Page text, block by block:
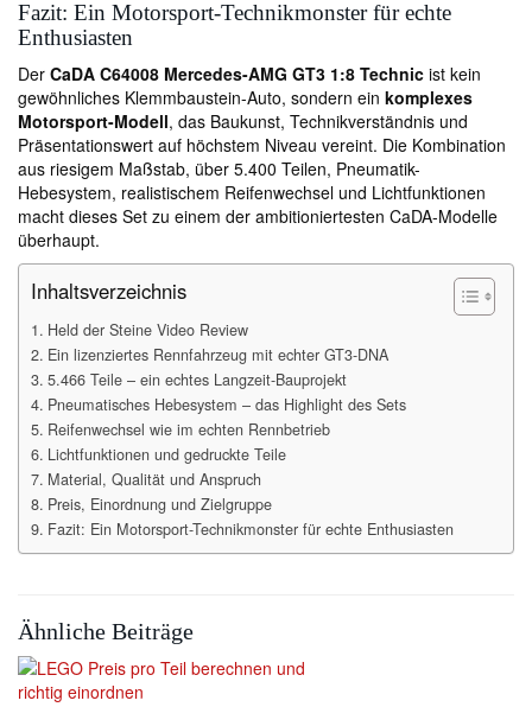
Fazit: Ein Motorsport-Technikmonster für echte
Enthusiasten
Der CaDA C64008 Mercedes-AMG GT3 1:8 Technic ist kein
gewöhnliches Klemmbaustein-Auto, sondern ein komplexes
Motorsport-Modell, das Baukunst, Technikverständnis und
Präsentationswert auf höchstem Niveau vereint. Die Kombination
aus riesigem Maßstab, über 5.400 Teilen, Pneumatik-
Hebesystem, realistischem Reifenwechsel und Lichtfunktionen
macht dieses Set zu einem der ambitioniertesten CaDA-Modelle
überhaupt.
Inhaltsverzeichnis
Held der Steine Video Review
Ein lizenziertes Rennfahrzeug mit echter GT3-DNA
5.466 Teile – ein echtes Langzeit-Bauprojekt
Pneumatisches Hebesystem – das Highlight des Sets
Reifenwechsel wie im echten Rennbetrieb
Lichtfunktionen und gedruckte Teile
Material, Qualität und Anspruch
Preis, Einordnung und Zielgruppe
Fazit: Ein Motorsport-Technikmonster für echte Enthusiasten
Ähnliche Beiträge